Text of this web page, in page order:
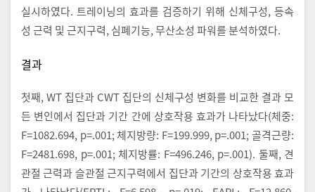
실시하였다. 트레이닝의 효과를 검증하기 위해 신체구성, 등속
성 근력 및 근지구력, 심폐기능, 무산소성 파워를 분석하였다.
결과
첫째, WT 집단과 CWT 집단의 신체구성 변화를 비교한 결과 모
든 변인에서 집단과 기간 간에 상호작용 효과가 나타났다(체중:
F=1082.694, p=.001; 체지방량: F=199.999, p=.001; 골격근량:
F=2481.698, p=.001; 체지방률: F=496.246, p=.001). 둘째, 견
관절 근력과 슬관절 근지구력에서 집단과 기간의 상호작용 효과